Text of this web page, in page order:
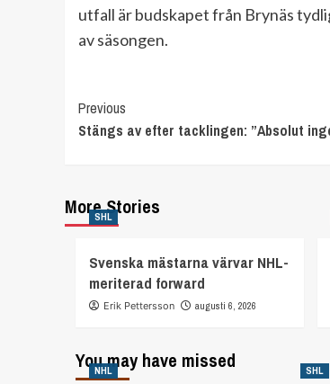
utfall är budskapet från Brynäs
av säsongen.
Continue
Reading
Previous
Stängs av efter tacklingen: ”Absolut
More Stories
SHL
Svenska mästarna värvar NHL-
meriterad forward
Erik Pettersson augusti 6, 2026
You may have missed
NHL SHL